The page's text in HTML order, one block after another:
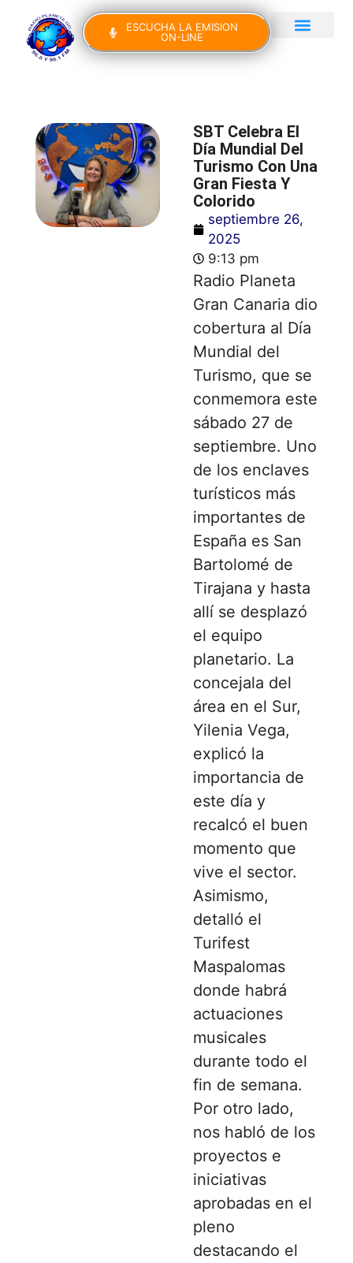
ESCUCHA LA EMISION
ON-LINE
SBT Celebra El
Día Mundial Del
Turismo Con Una
Gran Fiesta Y
Colorido
septiembre 26,
2025
9:13 pm
Radio Planeta
Gran Canaria dio
cobertura al Día
Mundial del
Turismo, que se
conmemora este
sábado 27 de
septiembre. Uno
de los enclaves
turísticos más
importantes de
España es San
Bartolomé de
Tirajana y hasta
allí se desplazó
el equipo
planetario. La
concejala del
área en el Sur,
Yilenia Vega,
explicó la
importancia de
este día y
recalcó el buen
momento que
vive el sector.
Asimismo,
detalló el
Turifest
Maspalomas
donde habrá
actuaciones
musicales
durante todo el
fin de semana.
Por otro lado,
nos habló de los
proyectos e
iniciativas
aprobadas en el
pleno
destacando el